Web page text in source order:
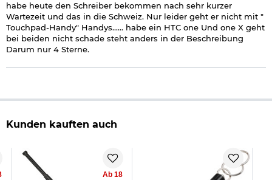
habe heute den Schreiber bekommen nach sehr kurzer
Wartezeit und das in die Schweiz. Nur leider geht er nicht mit "
Touchpad-Handy" Handys...... habe ein HTC one Und one X geht
bei beiden nicht schade steht anders in der Beschreibung
Darum nur 4 Sterne.
Kunden kauften auch
Ab 18